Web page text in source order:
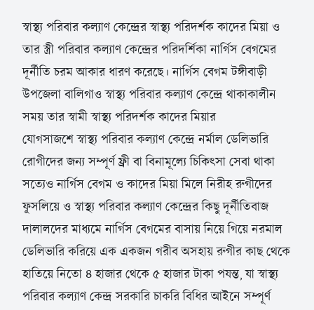
স্বাস্থ্য পরিবার কল্যাণ কেন্দ্রের স্বাস্থ্য পরিদর্শক কাদের মিয়া ও
তার স্ত্রী পরিবার কল্যাণ কেন্দ্রের পরিদর্শিকা নার্গিস বেগমের
দূর্নীতি চরম আকার ধারণ করেছে। নার্গিস বেগম টঙ্গীবাড়ী
উপজেলা বালিগাও স্বাস্থ্য পরিবার কল্যাণ কেন্দ্রে থাকাকালীন
সময় তার স্বামী স্বাস্থ্য পরিদর্শক কাদের মিয়ার
যোগসাজশে স্বাস্থ্য পরিবার কল্যাণ কেন্দ্রে নর্মাল ডেলিভারি
রোগীদের জন্য সম্পূর্ণ ফ্রী বা বিনামূল্যে চিকিৎসা সেবা থাকা
সত্যেও নার্গিস বেগম ও কাদের মিয়া মিলে নিরীহ রুগীদের
ফুসলিয়ে ও স্বাস্থ্য পরিবার কল্যাণ কেন্দ্রের কিছু দূর্নীতিবাজ
দালালদের মাধ্যমে নার্গিস বেগমের বাসায় নিয়ে গিয়ে নরমাল
ডেলিভারি করিয়ে এক একজন গরীব অসহায় রুগীর কাছ থেকে
হাতিয়ে নিতো ৪ হাজার থেকে ৫ হাজার টাকা পযন্ত, যা স্বাস্থ্য
পরিবার কল্যাণ কেন্দ্র সরকারি চাকরি বিধির আইনে সম্পূর্ণ